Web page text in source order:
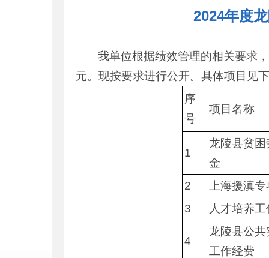
2024年度
我单位根据绩效管理的相关要求
元。现按要求进行公开。具体项目见
序
号
项目名称
1
龙陵县贫
金
2
上海援滇
3
人才培养
4
龙陵县公
工作经费